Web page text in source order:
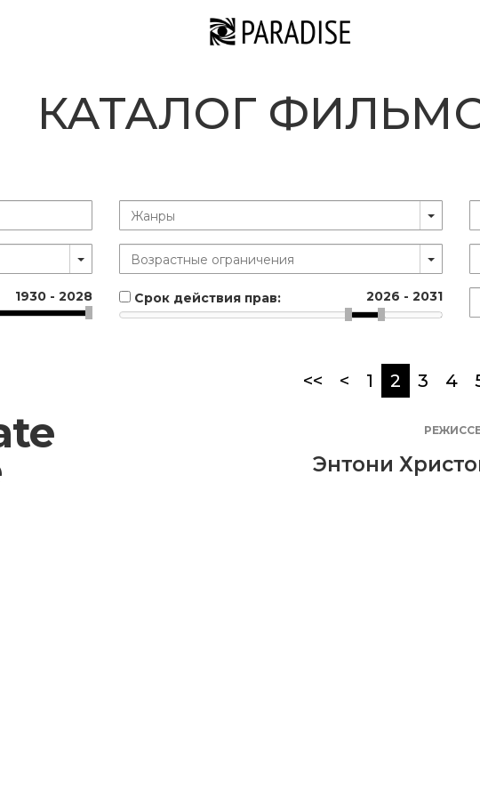
КАТАЛОГ
1930 -2028 Срок действия прав: 2026 - 2031
<<
< 1 2 3 4
Энтони